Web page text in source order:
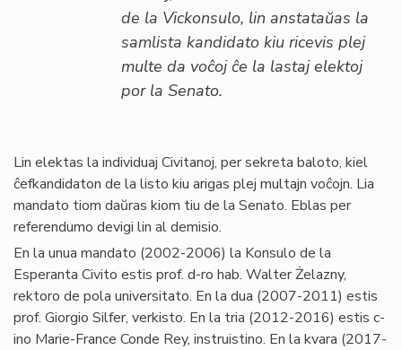
de la Vickonsulo, lin anstataŭas la
samlista kandidato kiu ricevis plej
multe da voĉoj ĉe la lastaj elektoj
por la Senato.
Lin elektas la individuaj Civitanoj, per sekreta baloto, kiel
ĉefkandidaton de la listo kiu arigas plej multajn voĉojn. Lia
mandato tiom daŭras kiom tiu de la Senato. Eblas per
referendumo devigi lin al demisio.
En la unua mandato (2002-2006) la Konsulo de la
Esperanta Civito estis prof. d-ro hab. Walter Żelazny,
rektoro de pola universitato. En la dua (2007-2011) estis
prof. Giorgio Silfer, verkisto. En la tria (2012-2016) estis c-
ino Marie-France Conde Rey, instruistino. En la kvara (2017-